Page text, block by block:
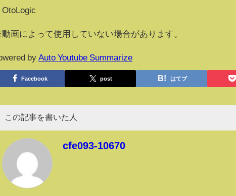
OtoLogic
画によって使用していない場合があります。
by Auto Youtube Summarize
Facebook post はてブ
この記事を書いた人
cfe093-10670